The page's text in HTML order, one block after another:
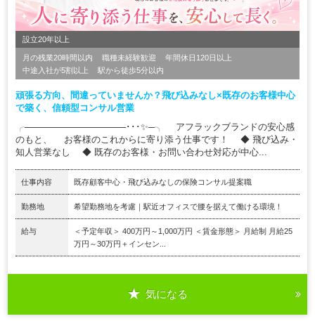
設立20年以上
月の残業20時間以内 職種未経験歓迎
年間休日120日以上
中途入社が5割以上
駅から徒歩5分以内
頑張る方向、間違っていませんか？飛び込みなし×既存のお客様中心
で築く、信頼型コンサル営業
╭────────────────･･･✨─╮ アフラックブランドの安心感
のもと、 お客様のこれからに寄り添う仕事です！ ◆ 飛び込み・
知人営業なし ◆ 既存のお客様・お問い合わせ対応が中心...
仕事内容 既存顧客中心・飛び込みなしの保険コンサル提案職
勤務地 希望勤務地を考慮｜駅近オフィスで腰を据えて働ける環境！
給与
＜予定年収＞ 400万円～1,000万円 ＜賃金形態＞ 月給制 月給25
万円～30万円＋インセン...
気になる